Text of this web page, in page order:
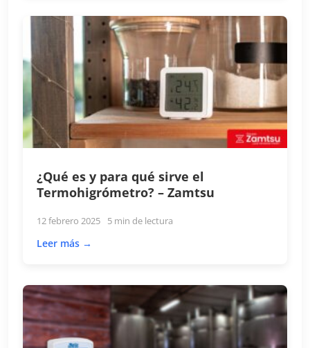
¿Qué es y para qué sirve el
Termohigrómetro? – Zamtsu
12 febrero 2025 5 min de lectura
Leer más →